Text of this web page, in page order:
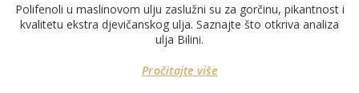
Polifenoli u maslinovom ulju zaslužni su za gorčinu, pikantnost i
kvalitetu ekstra djevičanskog ulja. Saznajte što otkriva analiza
ulja Bilini.
Pročitajte više